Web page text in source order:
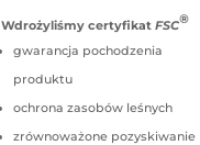
Wdrożyliśmy certyfikat FSC®
gwarancja pochodzenia
produktu
ochrona zasobów leśnych
zrównoważone pozyskiwanie